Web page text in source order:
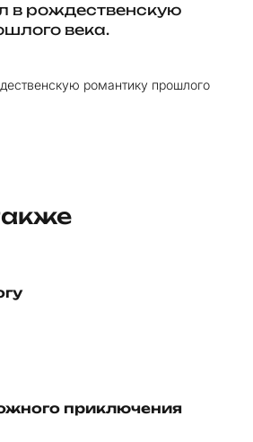
в рождественскую
века.
романтику прошлого
приключения